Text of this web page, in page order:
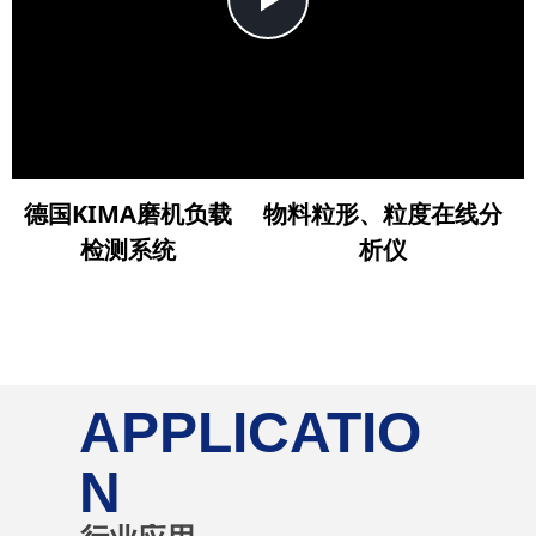
德国KIMA磨机负载
检测系统
物料粒形、粒度在线分
析仪
APPLICATIO
N